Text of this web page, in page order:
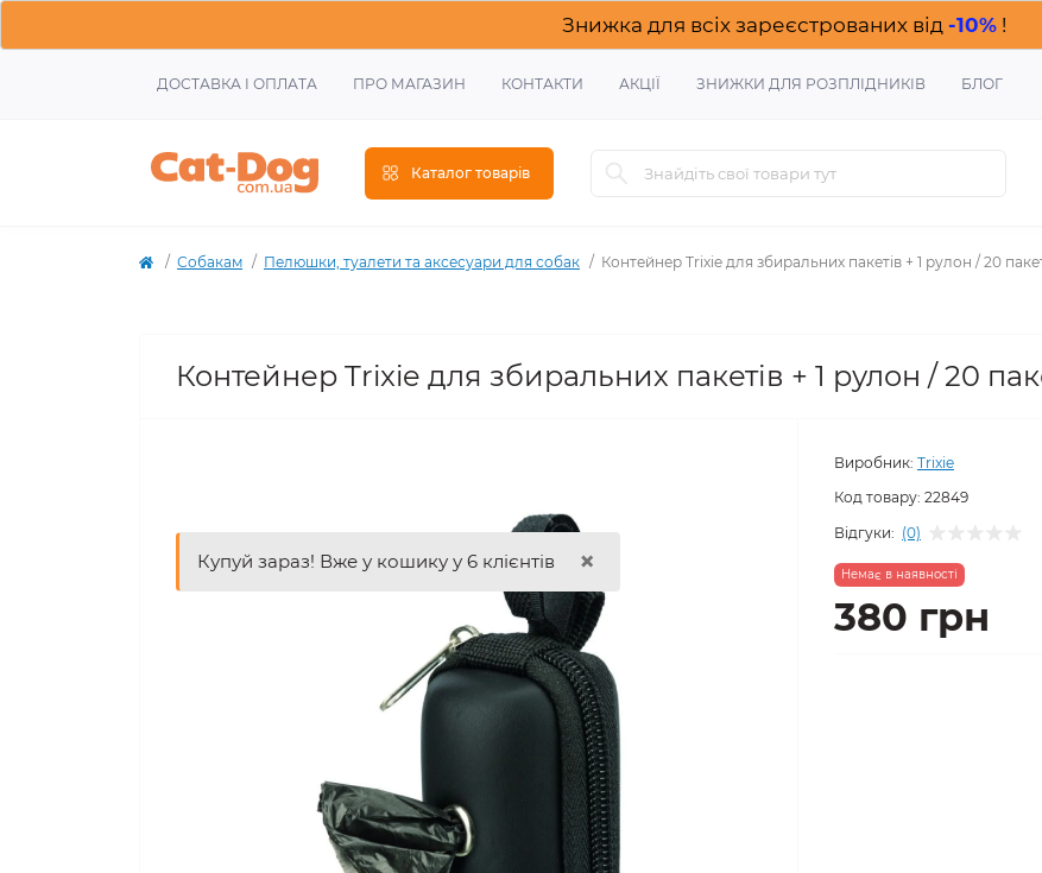
Знижка для всіх зареєстрованих від -10%!
ДОСТАВКА І ОПЛАТА ПРО МАГАЗИН КОНТАКТИ АКЦІЇ ЗНИЖКИ ДЛЯ РОЗПЛІДНИКІВ БЛОГ
Каталог товарів
Собакам Пелюшки, туалети та аксесуари для собак Контейнер Trixie для збиральних пакетів + 1 рулон / 20
Контейнер Trixie для збиральних пакетів + 1 рулон / 20
Купуй зараз! Вже у кошику у 6 клієнтів ×
Виробник: Trixie
Код товару: 22849
Відгуки: (0)
Немає в наявності
380 грн